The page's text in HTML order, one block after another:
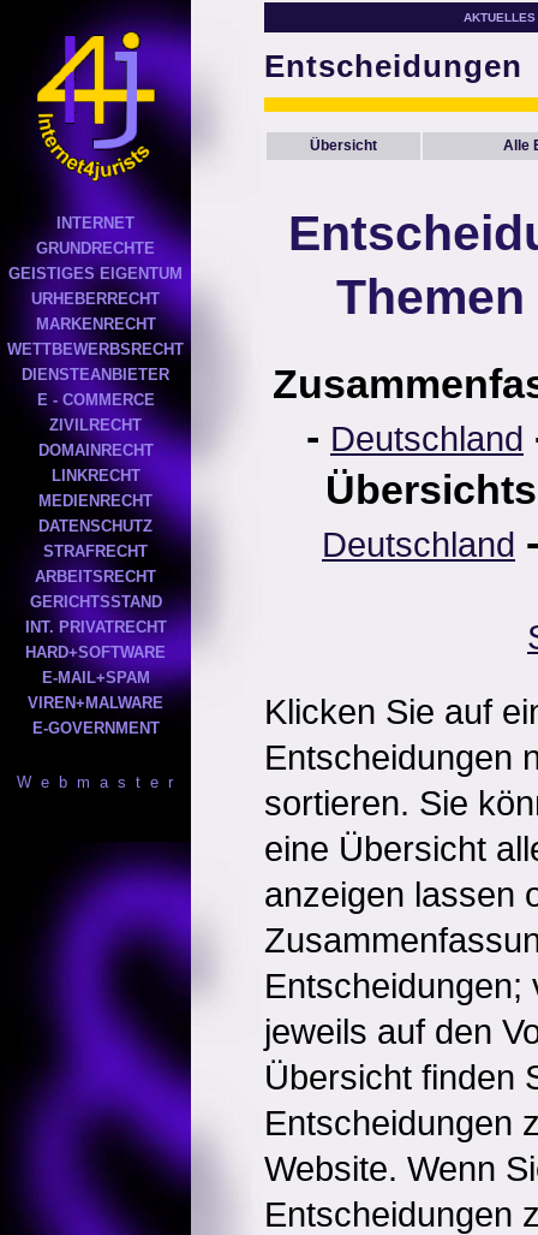
INTERNET
GRUNDRECHTE
GEISTIGES EIGENTUM
URHEBERRECHT
MARKENRECHT
WETTBEWERBSRECHT
DIENSTEANBIETER
E - COMMERCE
ZIVILRECHT
DOMAINRECHT
LINKRECHT
MEDIENRECHT
DATENSCHUTZ
STRAFRECHT
ARBEITSRECHT
GERICHTSSTAND
INT. PRIVATRECHT
HARD+SOFTWARE
E-MAIL+SPAM
VIREN+MALWARE
E-GOVERNMENT
W e b m a s t e r
AKTUELLES
Entscheidungen
Übersicht Alle
- Deutschland
Deutschland
Klicken Sie auf
Entscheidungen
sortieren. Sie
eine Übersicht
anzeigen lassen
Entscheidungen;
jeweils auf den
Übersicht finden
Entscheidungen
Website. Wenn
Entscheidungen